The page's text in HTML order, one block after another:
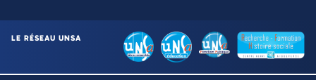
LE RÉSEAU UNSA